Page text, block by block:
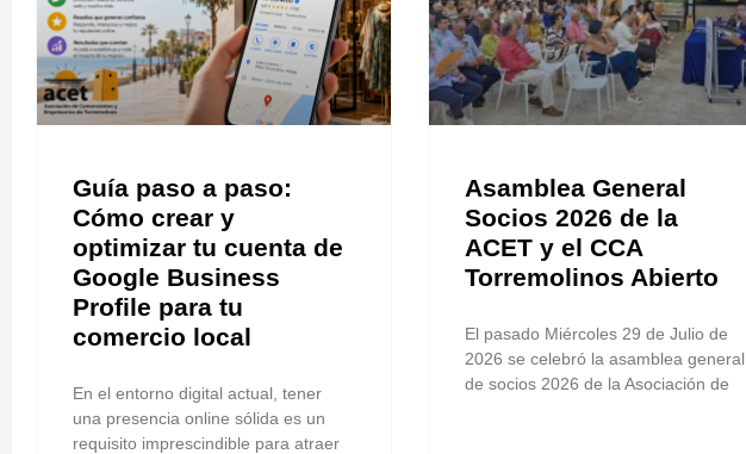
Guía paso a paso:
Cómo crear y
optimizar tu cuenta de
Google Business
Profile para tu
comercio local
En el entorno digital actual, tener
una presencia online sólida es un
requisito imprescindible para atraer
Asamblea General
Socios 2026 de la
ACET y el CCA
Torremolinos Abierto
El pasado Miércoles 29 de Julio de
2026 se celebró la asamblea general
de socios 2026 de la Asociación de